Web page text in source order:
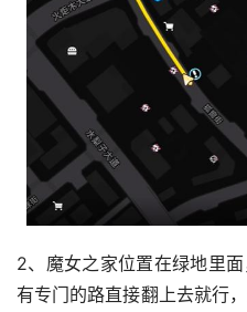
2、魔女之家位置在绿地里
有专门的路直接翻上去就行